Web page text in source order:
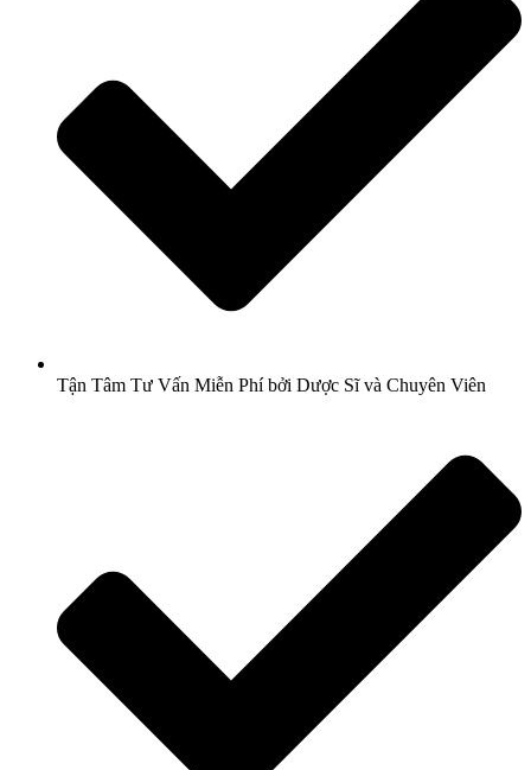
Tận Tâm Tư Vấn Miễn Phí bởi Dược Sĩ và Chuyên Viên